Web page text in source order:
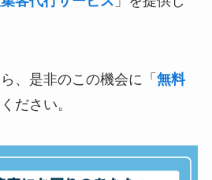
、是非のこの機会に「 無料
ださい。